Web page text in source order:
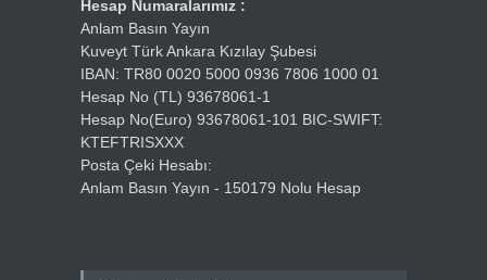
Hesap Numaralarımız :
Anlam Basın Yayın
Kuveyt Türk Ankara Kızılay Şubesi
IBAN: TR80 0020 5000 0936 7806 1000 01
Hesap No (TL) 93678061-1
Hesap No(Euro) 93678061-101 BIC-SWIFT:
KTEFTRISXXX
Posta Çeki Hesabı:
Anlam Basın Yayın - 150179 Nolu Hesap